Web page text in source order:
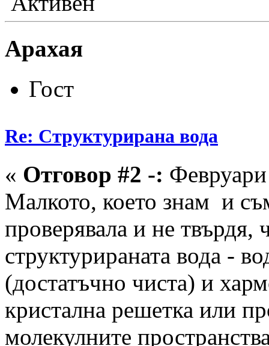
Арахая
Гост
Re: Структурирана вода
« Отговор #2 -:
Малкото, което знам и
проверявала и не твърдя,
структурираната вода -
(достатъчно чиста) и
кристална решетка или
молекулните